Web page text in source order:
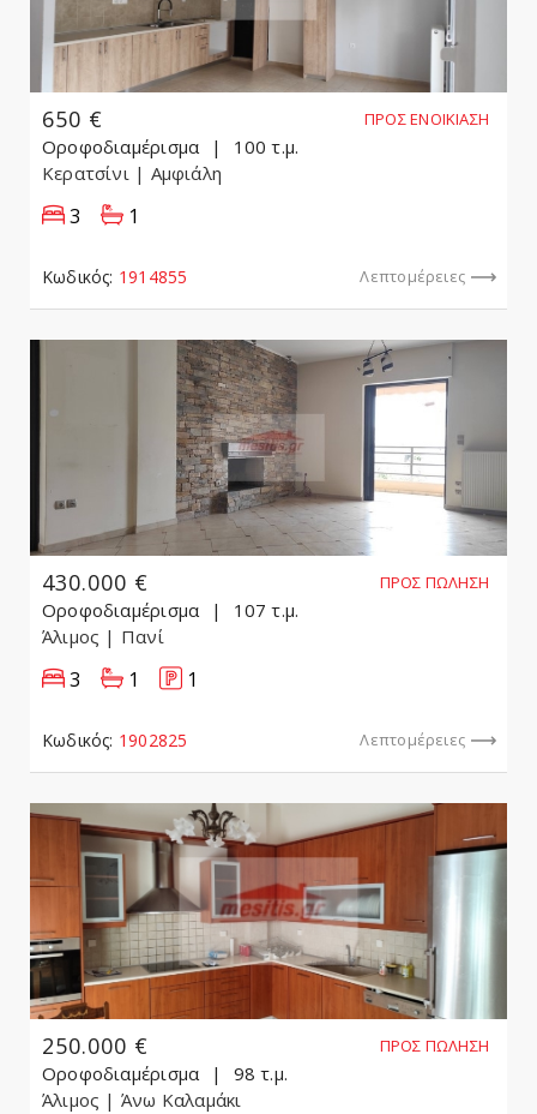
650 € ΠΡΟΣ ΕΝΟΙΚΊΑΣΗ
Οροφοδιαμέρισμα
100 τ.μ.
Κερατσίνι | Αμφιάλη
3 1
Κωδικός: 1914855 Λεπτομέρειες
430.000 € ΠΡΟΣ ΠΏΛΗΣΗ
Οροφοδιαμέρισμα
107 τ.μ.
Άλιμος | Πανί
3 1 1
Κωδικός: 1902825 Λεπτομέρειες
250.000 € ΠΡΟΣ ΠΏΛΗΣΗ
Οροφοδιαμέρισμα
98 τ.μ.
Άλιμος | Άνω Καλαμάκι